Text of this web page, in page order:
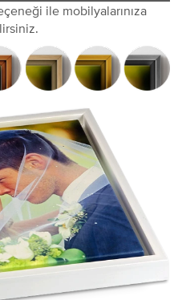
ile mobilyalarınıza